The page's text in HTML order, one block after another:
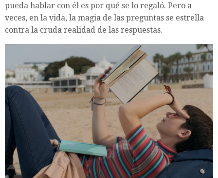
pueda hablar con él es por qué se lo regaló. Pero a
veces, en la vida, la magia de las preguntas se estrella
contra la cruda realidad de las respuestas.